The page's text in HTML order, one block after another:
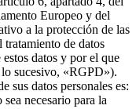
Europeo y del
a la protección de las
tratamiento de datos
datos y por el que
sucesivo, «RGPD»).
sus datos personales es:
necesario para la